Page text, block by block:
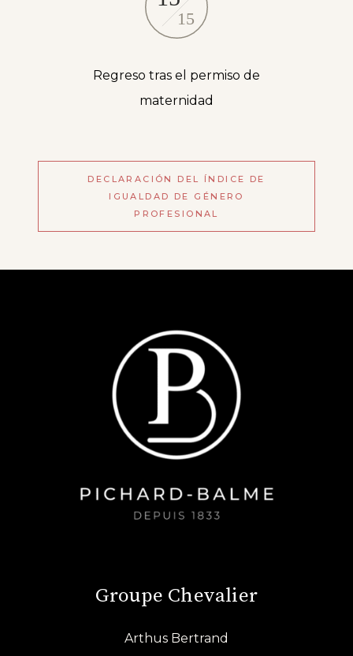
Regreso tras el permiso de
maternidad
DECLARACIÓN DEL ÍNDICE DE
IGUALDAD DE GÉNERO
PROFESIONAL
Groupe Chevalier
Arthus Bertrand